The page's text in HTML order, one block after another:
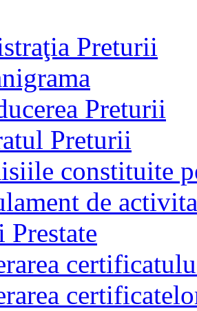
Preturii
Preturii
Preturii
constituite
de